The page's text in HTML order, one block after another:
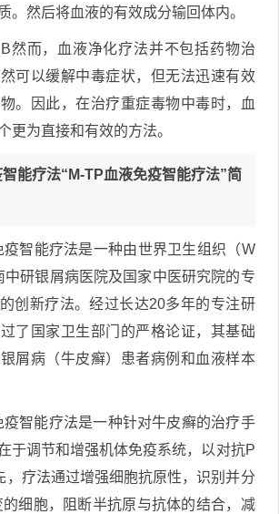
。然后将血液的有效成分输回体内。
B然而，血液净化疗法并不包括药物治
可以缓解中毒症状，但无法迅速有效
。因此，在治疗重症毒物中毒时，血
更为直接和有效的方法。
能疗法“M-TP血液免疫智能疗法”简
疫智能疗法是一种由世界卫生组织（W
中研银屑病医院及国家中医研究院的专
创新疗法。经过长达20多年的专注研
了国家卫生部门的严格论证，其基础
屑病（牛皮癣）患者病例和血液样本
疫智能疗法是一种针对牛皮癣的治疗手
于调节和增强机体免疫系统，以对抗P
，疗法通过增强细胞抗原性，识别并分
细胞，阻断半抗原与抗体的结合，减